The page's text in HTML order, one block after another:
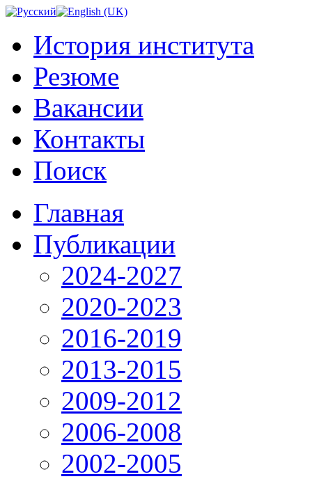
История института
Резюме
Вакансии
Контакты
Поиск
Главная
Публикации
2024-2027
2020-2023
2016-2019
2013-2015
2009-2012
2006-2008
2002-2005